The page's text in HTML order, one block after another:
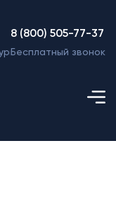
8 (800) 505-77-37
Бесплатный звонок